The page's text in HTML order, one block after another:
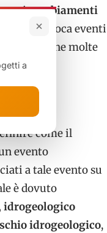
icambiamenti
che provoca eventi
anche molte
come il
evento
a tale evento su
è dovuto
idrogeologico
idrogeologico,
a